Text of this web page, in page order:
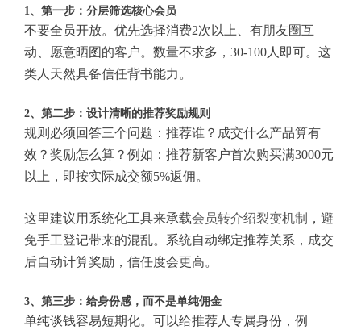
1、第一步：分层筛选核心会员
不要全员开放。优先选择消费2次以上、有朋友圈互
动、愿意晒图的客户。数量不求多，30-100人即可。这
类人天然具备信任背书能力。
2、第二步：设计清晰的推荐奖励规则
规则必须回答三个问题：推荐谁？成交什么产品算有
效？奖励怎么算？例如：推荐新客户首次购买满3000元
以上，即按实际成交额5%返佣。
这里建议用系统化工具来承载会员转介绍裂变机制
，避
免手工登记带来的混乱。系统自动绑定推荐关系，成交
后自动计算奖励，信任度会更高。
3、第三步：给身份感，而不是单纯佣金
单纯谈钱容易短期化。可以给推荐人专属身份，例